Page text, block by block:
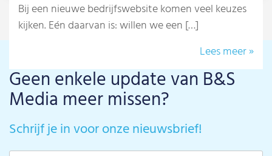
Bij een nieuwe bedrijfswebsite komen veel keuzes
kijken. Eén daarvan is: willen we een […]
Lees meer »
Geen enkele update van B&S
Media meer missen?
Schrijf je in voor onze nieuwsbrief!